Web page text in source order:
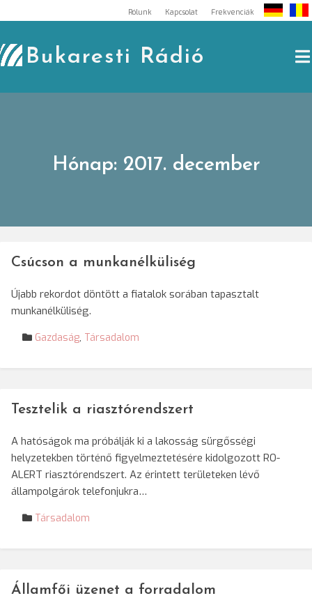
to
content
Rólunk Kapcsolat Frekvenciák
Bukaresti Rádió
Hónap: 2017. december
Csúcson a munkanélküliség
Újabb rekordot döntött a fiatalok sorában tapasztalt
munkanélküliség.
Gazdaság, Társadalom
Tesztelik a riasztórendszert
A hatóságok ma próbálják ki a lakosság sürgősségi
helyzetekben történő figyelmeztetésére kidolgozott RO-
ALERT riasztórendszert. Az érintett területeken lévő
állampolgárok telefonjukra…
Társadalom
Államfői üzenet a forradalom